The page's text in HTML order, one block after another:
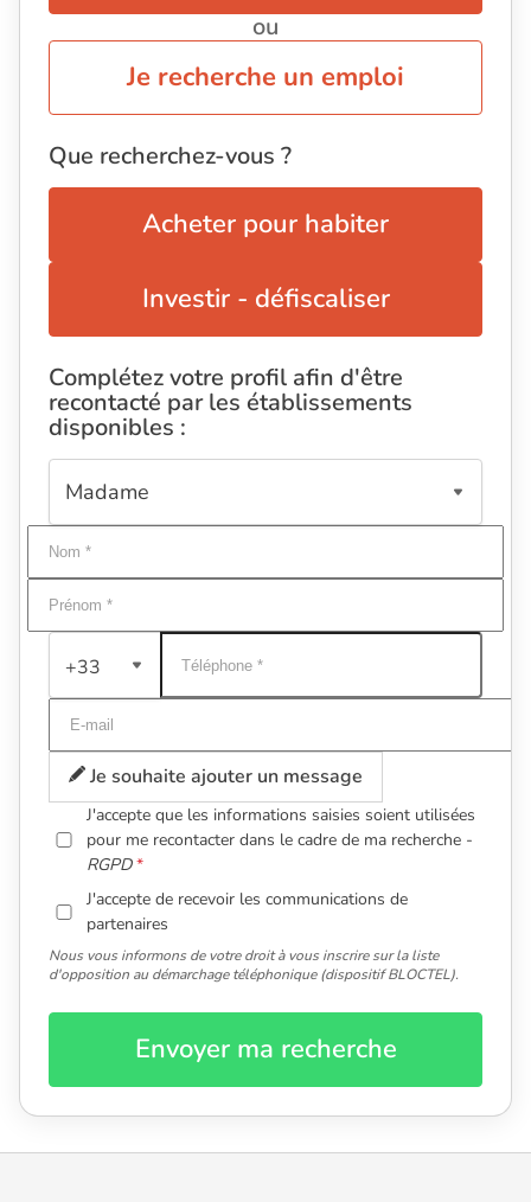
ou
Je recherche un emploi
Que recherchez-vous ?
Acheter pour habiter
Investir - défiscaliser
Complétez votre profil afin d'être
recontacté par les établissements
disponibles :
+33
Je souhaite ajouter un message
J'accepte que les informations saisies soient utilisées
pour me recontacter dans le cadre de ma recherche -
RGPD
J'accepte de recevoir les communications de
partenaires
Nous vous informons de votre droit à vous inscrire sur la liste
d'opposition au démarchage téléphonique (dispositif BLOCTEL).
Envoyer ma recherche